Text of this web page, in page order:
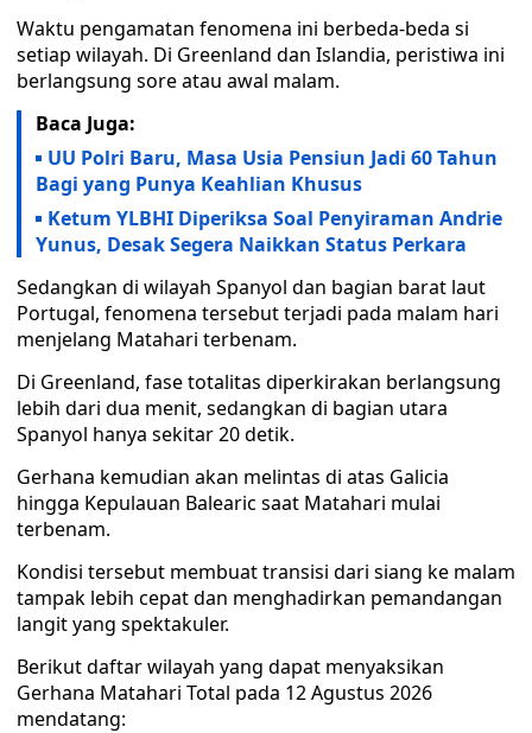
Waktu pengamatan fenomena ini berbeda-beda si
setiap wilayah. Di Greenland dan Islandia, peristiwa ini
berlangsung sore atau awal malam.
Baca Juga:
UU Polri Baru, Masa Usia Pensiun Jadi 60 Tahun
Bagi yang Punya Keahlian Khusus
Ketum YLBHI Diperiksa Soal Penyiraman Andrie
Yunus, Desak Segera Naikkan Status Perkara
Sedangkan di wilayah Spanyol dan bagian barat laut
Portugal, fenomena tersebut terjadi pada malam hari
menjelang Matahari terbenam.
Di Greenland, fase totalitas diperkirakan berlangsung
lebih dari dua menit, sedangkan di bagian utara
Spanyol hanya sekitar 20 detik.
Gerhana kemudian akan melintas di atas Galicia
hingga Kepulauan Balearic saat Matahari mulai
terbenam.
Kondisi tersebut membuat transisi dari siang ke malam
tampak lebih cepat dan menghadirkan pemandangan
langit yang spektakuler.
Berikut daftar wilayah yang dapat menyaksikan
Gerhana Matahari Total pada 12 Agustus 2026
mendatang: